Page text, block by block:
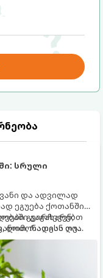
სრული
და ადვილად
ეგუება ქოთანში
გვირჩევენ,
რადგან ღია
ძალიან
ავიწროებს.
გაგახარებთ
ლიმონათისა თუ